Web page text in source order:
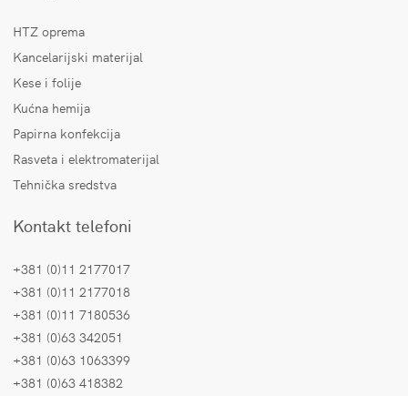
HTZ oprema
Kancelarijski materijal
Kese i folije
Kućna hemija
Papirna konfekcija
Rasveta i elektromaterijal
Tehnička sredstva
Kontakt telefoni
+381 (0)11 2177017
+381 (0)11 2177018
+381 (0)11 7180536
+381 (0)63 342051
+381 (0)63 1063399
+381 (0)63 418382